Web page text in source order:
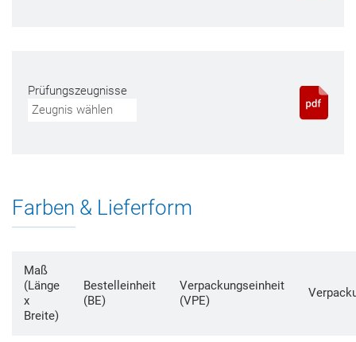
Prüfungszeugnisse
Zeugnis wählen
Farben & Lieferform
Maß
(Länge
x
Breite)
Bestelleinheit
(BE)
Verpackungseinheit
(VPE)